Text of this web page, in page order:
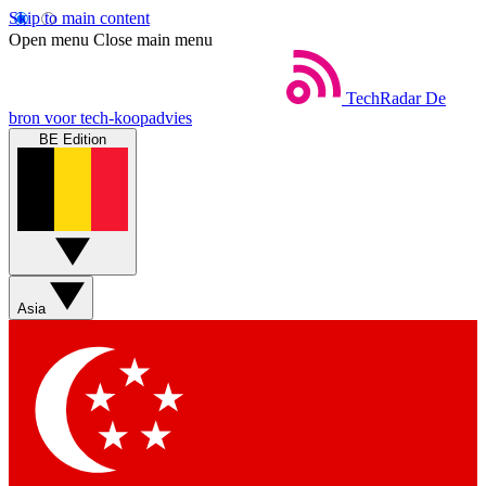
Skip to main content
Open menu Close main menu
TechRadar De
bron voor tech-koopadvies
BE Edition
Asia